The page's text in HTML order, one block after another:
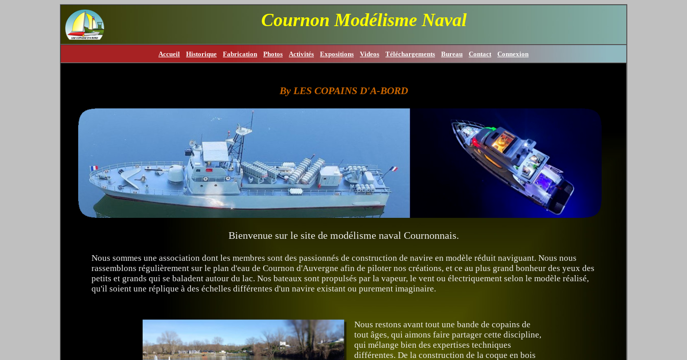
Cournon Modélisme Naval
Accueil Historique Fabrication Photos Activités Expositions Videos Téléchargements Bureau Contact Connexion
By LES COPAINS D'A-BORD
Bienvenue sur le site de modélisme naval Cournonnais.
Nous sommes une association dont les membres sont des passionnés de construction de navire en modèle réduit naviguant. Nous nous
rassemblons régulièrement sur le plan d'eau de Cournon d'Auvergne afin de piloter nos créations, et ce au plus grand bonheur des yeux des
petits et grands qui se baladent autour du lac. Nos bateaux sont propulsés par la vapeur, le vent ou électriquement selon le modèle réalisé,
qu'il soient une réplique à des échelles différentes d'un navire existant ou purement imaginaire.
Nous restons avant tout une bande de copains de
tout âges, qui aimons faire partager cette discipline,
qui mélange bien des expertises techniques
différentes. De la construction de la coque en bois